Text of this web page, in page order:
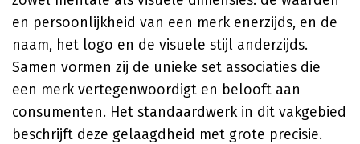
en persoonlijkheid van een merk enerzijds, en de
naam, het logo en de visuele stijl anderzijds.
Samen vormen zij de unieke set associaties die
een merk vertegenwoordigt en belooft aan
consumenten. Het standaardwerk in dit vakgebied
beschrijft deze gelaagdheid met grote precisie.